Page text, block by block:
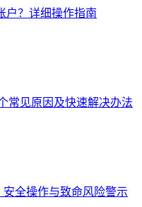
户？详细操作指南
常见原因及快速解决办法
安全操作与致命风险警示